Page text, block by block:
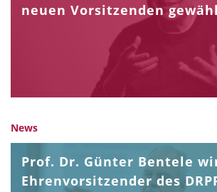
neuen Vorsitzenden
News
Prof. Dr. Günter Bentele
Ehrenvorsitzender des